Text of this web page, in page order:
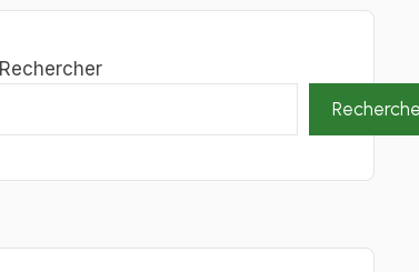
Rechercher